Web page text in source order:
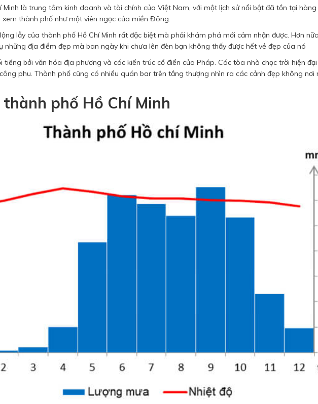
Minh là trung tâm kinh doanh và tài chính của Việt Nam, với một lịch sử nổi bật đã tồn tại
thành phố như một viên ngọc của miền Đông.
lẫy của thành phố Hồ Chí Minh rất đặc biệt mà phải khám phá mới cảm nhận được. Hơn
những địa điểm đẹp mà ban ngày khi chưa lên đèn bạn không thấy được hết vẻ đẹp của nó
tiếng bởi văn hóa địa phương và các kiến ​​trúc cổ điển của Pháp. Các tòa nhà chọc trời hiện
phu. Thành phố cũng có nhiều quán bar trên tầng thượng nhìn ra các cảnh đẹp không nơi
phố Hồ Chí Minh